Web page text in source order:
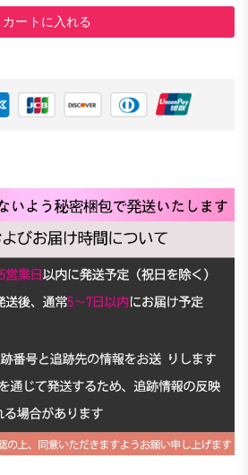
カートに入れる